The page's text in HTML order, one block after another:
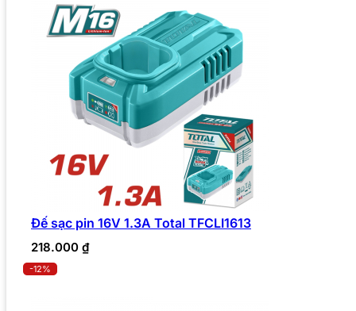
Đế sạc pin 16V 1.3A Total TFCLI1613
218.000 ₫
-12%